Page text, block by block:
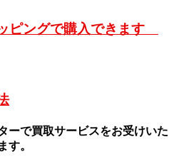
ピングで購入できます
ーで買取サービスをお受けいた
す。